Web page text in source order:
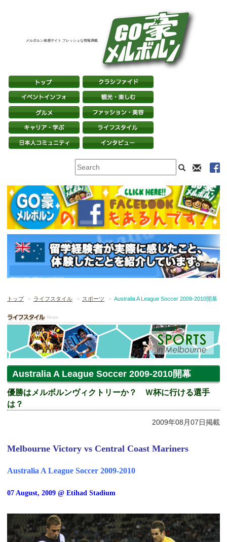
メルボルン体感サイト フレッシュな情報満載
トップ ライフスタイル スポーツ Australia A League Soccer 2009-2010開幕
Australia A League Soccer 2009-2010開幕
優勝はメルボルンヴィクトリーか？ Ｗ杯に行ける選手
は？
2009年08月07日掲載
Melbourne Victory vs Central Coast Mariners
Australia A League Soccer 2009-2010
07 August, 2009 @ Etihad Stadium